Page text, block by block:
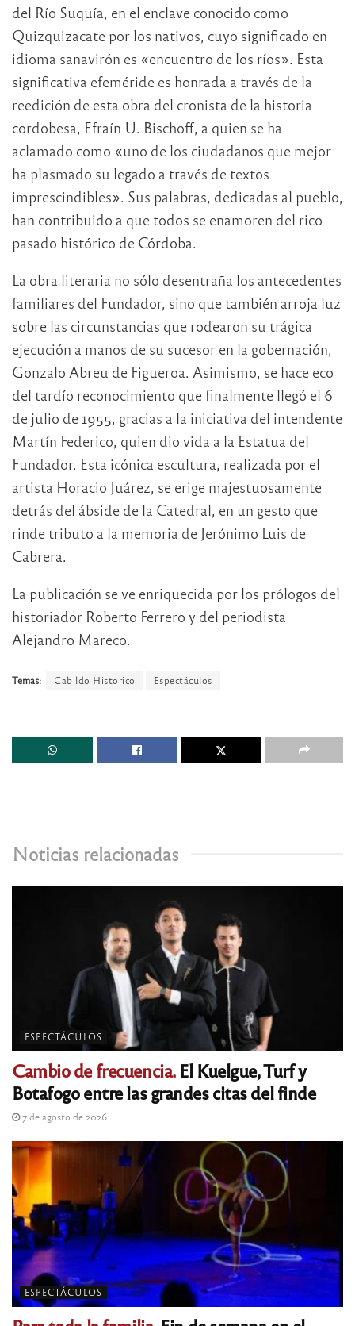
del Río Suquía, en el enclave conocido como
Quizquizacate por los nativos, cuyo significado en
idioma sanavirón es «encuentro de los ríos». Esta
significativa efeméride es honrada a través de la
reedición de esta obra del cronista de la historia
cordobesa, Efraín U. Bischoff, a quien se ha
aclamado como «uno de los ciudadanos que mejor
ha plasmado su legado a través de textos
imprescindibles». Sus palabras, dedicadas al pueblo,
han contribuido a que todos se enamoren del rico
pasado histórico de Córdoba.
La obra literaria no sólo desentraña los antecedentes
familiares del Fundador, sino que también arroja luz
sobre las circunstancias que rodearon su trágica
ejecución a manos de su sucesor en la gobernación,
Gonzalo Abreu de Figueroa. Asimismo, se hace eco
del tardío reconocimiento que finalmente llegó el 6
de julio de 1955, gracias a la iniciativa del intendente
Martín Federico, quien dio vida a la Estatua del
Fundador. Esta icónica escultura, realizada por el
artista Horacio Juárez, se erige majestuosamente
detrás del ábside de la Catedral, en un gesto que
rinde tributo a la memoria de Jerónimo Luis de
Cabrera.
La publicación se ve enriquecida por los prólogos del
historiador Roberto Ferrero y del periodista
Alejandro Mareco.
Temas: Cabildo Historico Espectáculos
Noticias relacionadas
ESPECTÁCULOS
Cambio de frecuencia.El Kuelgue, Turf y
Botafogo entre las grandes citas del finde
7 de agosto de 2026
ESPECTÁCULOS